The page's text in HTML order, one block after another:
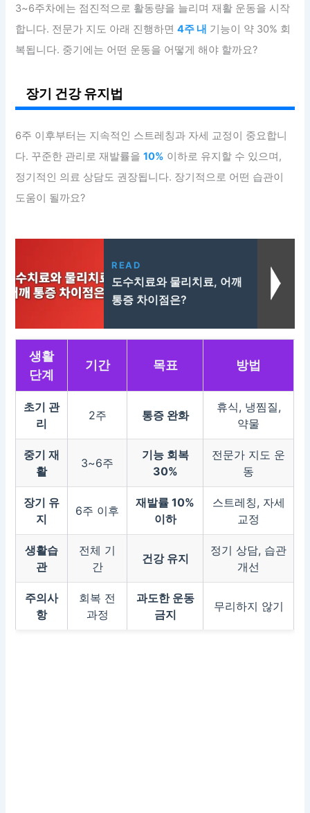
3~6주차에는 점진적으로 활동량을 늘리며 재활 운동을 시작
합니다. 전문가 지도 아래 진행하면4주 내 기능이 약 30% 회
복됩니다. 중기에는 어떤 운동을 어떻게 해야 할까요?
장기 건강 유지법
6주 이후부터는 지속적인 스트레칭과 자세 교정이 중요합니
다. 꾸준한 관리로 재발률을10% 이하로 유지할 수 있으며,
정기적인 의료 상담도 권장됩니다. 장기적으로 어떤 습관이
도움이 될까요?
READ
도수치료와 물리치료, 어깨
통증 차이점은?
생활
단계
기간 목표 방법
초기 관
리
2주 통증 완화
휴식, 냉찜질,
약물
중기 재
활
3~6주
기능 회복
30%
전문가 지도 운
동
장기 유
지
6주 이후
재발률 10%
이하
스트레칭, 자세
교정
생활습
관
전체 기
간
건강 유지
정기 상담, 습관
개선
주의사
항
회복 전
과정
과도한 운동
금지
무리하지 않기